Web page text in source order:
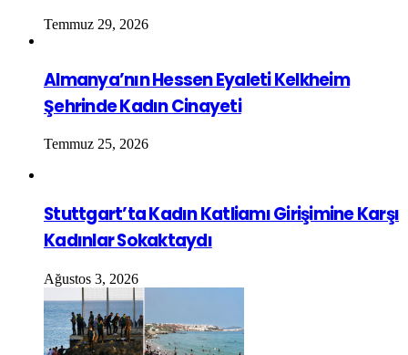
Temmuz 29, 2026
Almanya’nın Hessen Eyaleti Kelkheim
Şehrinde Kadın Cinayeti
Temmuz 25, 2026
Stuttgart’ta Kadın Katliamı Girişimine Karşı
Kadınlar Sokaktaydı
Ağustos 3, 2026